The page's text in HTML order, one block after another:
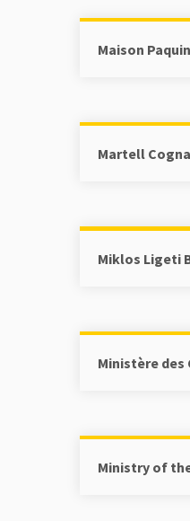
Maison
Martell
Miklos Ligeti
Ministère des
Ministry of